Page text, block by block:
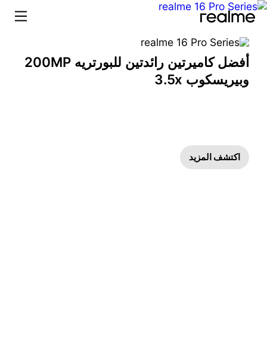
realme الشرق الأوسط وأفريقيا – هواتف ذكية، صوتيات و AIoT
أفضل كاميرتين رائدتين للبورتريه 200MP
وبيريسكوب 3.5x
اكتشف المزيد